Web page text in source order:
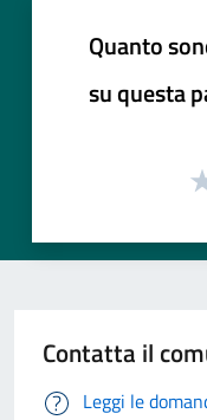
Quanto
su questa
Contatta il
Leggi le